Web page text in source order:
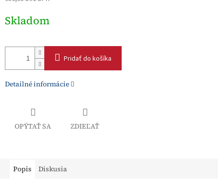
cena:
Skladom
Pridať do košíka
Detailné informácie
OPÝTAŤ SA ZDIEĽAŤ
Popis Diskusia